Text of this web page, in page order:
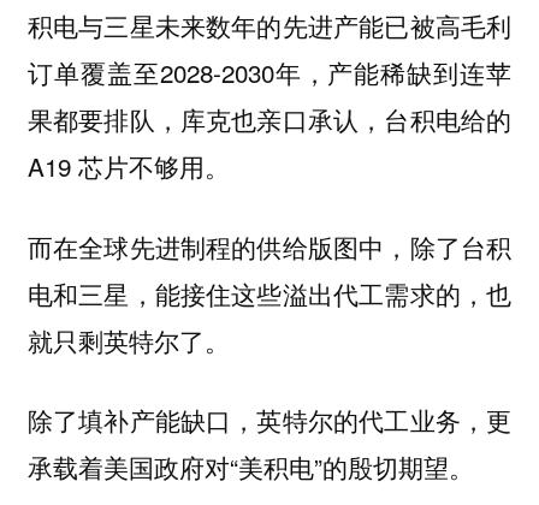
积电与三星未来数年的先进产能已被高毛利
订单覆盖至2028-2030年，产能稀缺到连苹
果都要排队，库克也亲口承认，台积电给的
A19 芯片不够用。
而在全球先进制程的供给版图中，除了台积
电和三星，能接住这些溢出代工需求的，也
就只剩英特尔了。
除了填补产能缺口，英特尔的代工业务，更
承载着美国政府对“美积电”的殷切期望。